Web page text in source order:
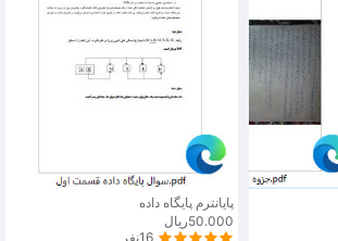
پایانترم پایگاه داده
50.000ریال
16نفر